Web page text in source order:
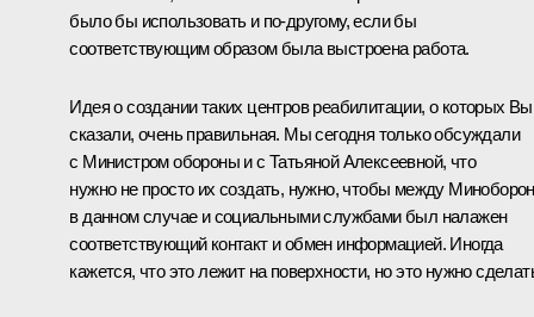
было бы использовать и по-другому, если бы
соответствующим образом была выстроена работа.
Идея о создании таких центров реабилитации, о которых Вы
сказали, очень правильная. Мы сегодня только обсуждали
с Министром обороны и с Татьяной Алексеевной, что
нужно не просто их создать, нужно, чтобы между
в данном случае и социальными службами был налажен
соответствующий контакт и обмен информацией. Иногда
кажется, что это лежит на поверхности, но это нужно